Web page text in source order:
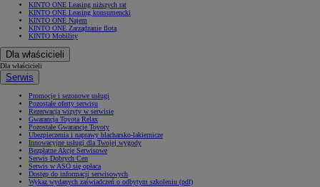
KINTO ONE Leasing niższych rat
KINTO ONE Leasing konsumencki
KINTO ONE Najem
KINTO ONE Zarządzanie flotą
KINTO Mobility
Dla właścicieli
Dla właścicieli
Serwis
Promocje i sezonowe usługi
Pozostałe oferty serwisu
Rezerwacja wizyty w serwisie
Gwarancja Toyota Relax
Pozostałe Gwarancje Toyoty
Ubezpieczenia i naprawy blacharsko-lakiernicze
Innowacyjne usługi dla Twojej wygody
Bezpłatne Akcje Serwisowe
Serwis Dobrych Cen
Serwis w ASO się opłaca
Dostęp do informacji serwisowych
Wykaz wydanych zaświadczeń o odbytym szkoleniu (pdf)